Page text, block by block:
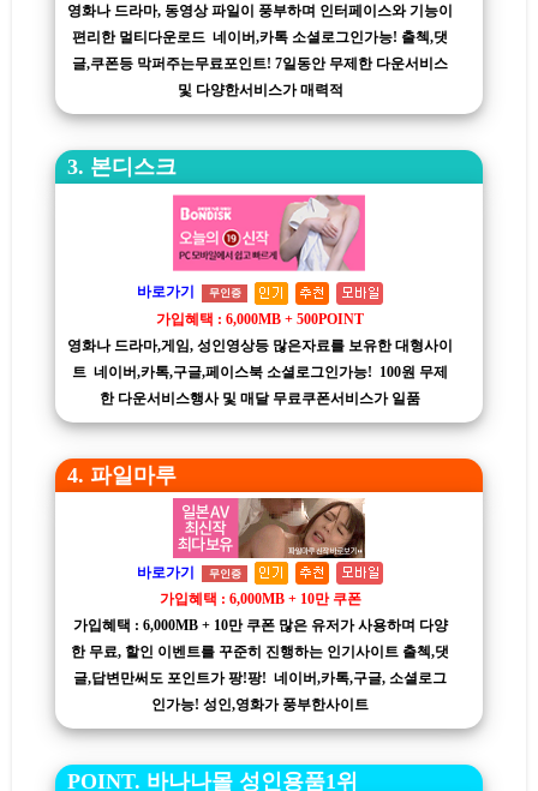
영화나 드라마, 동영상 파일이 풍부하며 인터페이스와 기능이
편리한 멀티다운로드 네이버,카톡 소셜로그인가능! 출첵,댓
글,쿠폰등 막퍼주는무료포인트! 7일동안 무제한 다운서비스
및 다양한서비스가 매력적
3. 본디스크
바로가기 무인증
가입혜택 : 6,000MB + 500POINT
영화나 드라마,게임, 성인영상등 많은자료를 보유한 대형사이
트 네이버,카톡,구글,페이스북 소셜로그인가능! 100원 무제
한 다운서비스행사 및 매달 무료쿠폰서비스가 일품
4. 파일마루
바로가기 무인증
가입혜택 : 6,000MB + 10만 쿠폰
가입혜택 : 6,000MB + 10만 쿠폰 많은 유저가 사용하며 다양
한 무료, 할인 이벤트를 꾸준히 진행하는 인기사이트 출첵,댓
글,답변만써도 포인트가 팡!팡! 네이버,카톡,구글, 소셜로그
인가능! 성인,영화가 풍부한사이트
POINT. 바나나몰 성인용품1위